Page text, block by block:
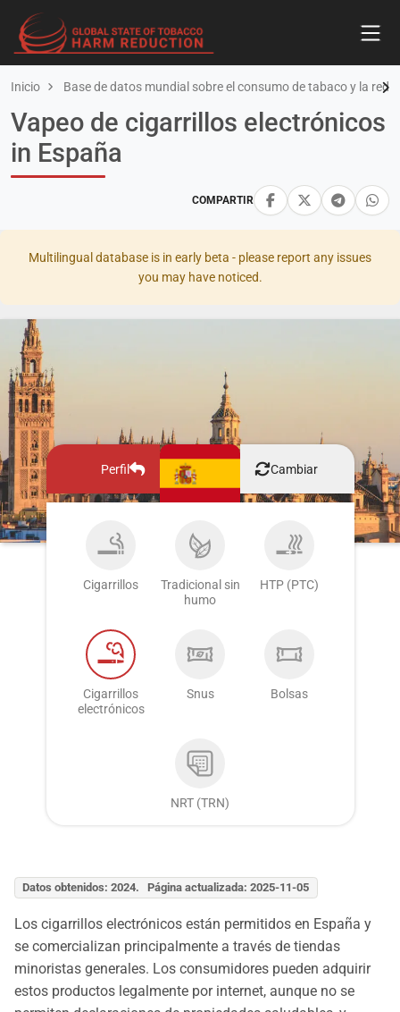
Inicio Base de datos mundial sobre el consumo de tabaco y la
COMPARTIR
Vapeo de cigarrillos electrónicos
in España
Multilingual database is in early beta - please report any issues
you may have noticed.
Perfil Cambiar
Cigarrillos
Tradicional sin
humo
HTP (PTC)
Cigarrillos
electrónicos
Snus Bolsas
NRT (TRN)
Datos obtenidos: 2024. Página actualizada: 2025-11-05
Los cigarrillos electrónicos están permitidos en España y
se comercializan principalmente a través de tiendas
minoristas generales. Los consumidores pueden adquirir
estos productos legalmente por internet, aunque no se